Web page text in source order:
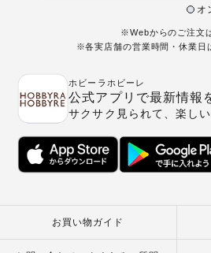
オ
※Webからのご注文
※各実店舗の営業時間・休業日
ホビーラホビーレ
公式アプリで最新情報
サクサク見られて、楽し
お買い物ガイド